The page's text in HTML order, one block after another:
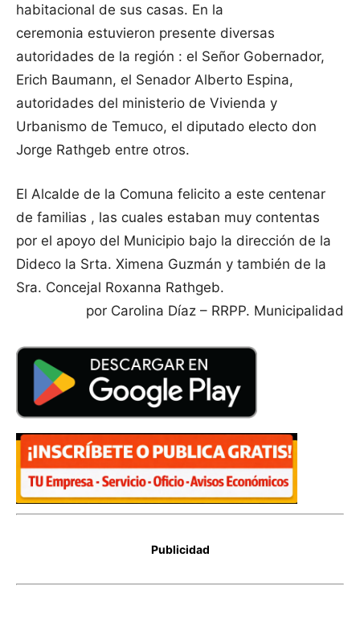
habitacional de sus casas. En la
ceremonia estuvieron presente diversas
autoridades de la región : el Señor Gobernador,
Erich Baumann, el Senador Alberto Espina,
autoridades del ministerio de Vivienda y
Urbanismo de Temuco, el diputado electo don
Jorge Rathgeb entre otros.
El Alcalde de la Comuna felicito a este centenar
de familias , las cuales estaban muy contentas
por el apoyo del Municipio bajo la dirección de la
Dideco la Srta. Ximena Guzmán y también de la
Sra. Concejal Roxanna Rathgeb.
por Carolina Díaz – RRPP. Municipalidad
Publicidad